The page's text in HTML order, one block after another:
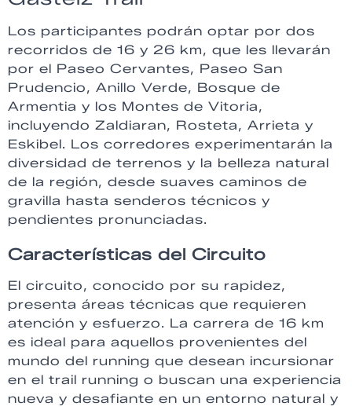
Los participantes podrán optar por dos
recorridos de 16 y 26 km, que les llevarán
por el Paseo Cervantes, Paseo San
Prudencio, Anillo Verde, Bosque de
Armentia y los Montes de Vitoria,
incluyendo Zaldiaran, Rosteta, Arrieta y
Eskibel. Los corredores experimentarán la
diversidad de terrenos y la belleza natural
de la región, desde suaves caminos de
gravilla hasta senderos técnicos y
pendientes pronunciadas.
Características del Circuito
El circuito, conocido por su rapidez,
presenta áreas técnicas que requieren
atención y esfuerzo. La carrera de 16 km
es ideal para aquellos provenientes del
mundo del running que desean incursionar
en el trail running o buscan una experiencia
nueva y desafiante en un entorno natural y